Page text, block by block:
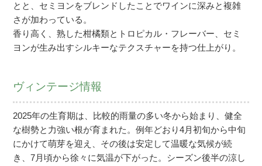
とと、セミヨンをブレンドしたことでワインに深みと複雑
さが加わっている。
香り高く、熟した柑橘類とトロピカル・フレーバー、セミ
ヨンが生み出すシルキーなテクスチャーを持つ仕上がり。
ヴィンテージ情報
2025年の生育期は、比較的雨量の多い冬から始まり、健全
な樹勢と力強い根が育まれた。例年どおり4月初旬から中旬
にかけて萌芽を迎え、その後は安定して温暖な気候が続
き、7月頃から徐々に気温が下がった。シーズン後半の涼し